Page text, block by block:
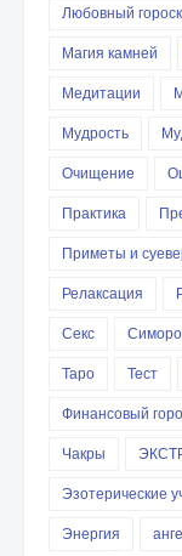
Любовный
Магия камней
Медитации
Мудрость
Очищение
Практика
Приметы и
Релаксация
Секс
Таро
Тест
Финансовый
Чакры
Эзотерические
Энергия